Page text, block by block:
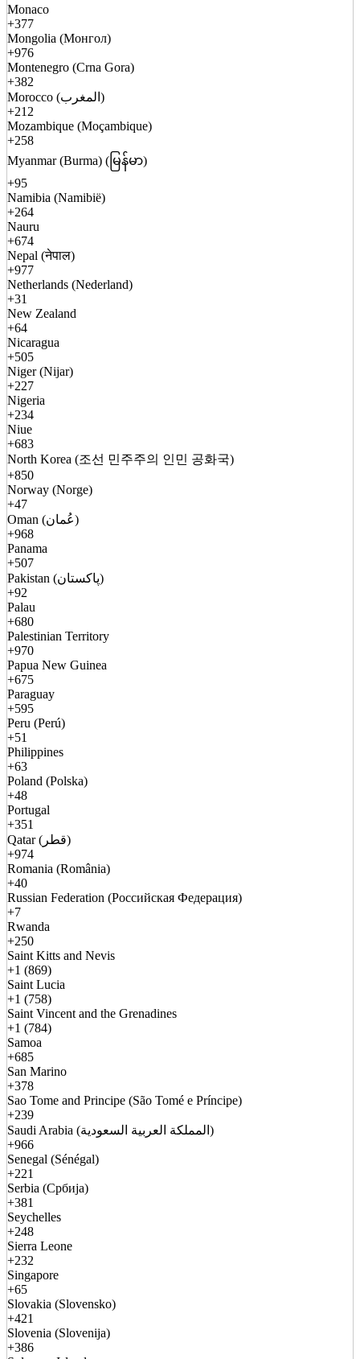
Monaco
+377
Mongolia (Монгол)
+976
Montenegro (Crna Gora)
+382
Morocco (المغرب)
+212
Mozambique (Moçambique)
+258
Myanmar (Burma) (မြန်မာ)
+95
Namibia (Namibië)
+264
Nauru
+674
Nepal (नेपाल)
+977
Netherlands (Nederland)
+31
New Zealand
+64
Nicaragua
+505
Niger (Nijar)
+227
Nigeria
+234
Niue
+683
North Korea (조선 민주주의 인민 공화국)
+850
Norway (Norge)
+47
Oman (عُمان)
+968
Panama
+507
Pakistan (پاکستان)
+92
Palau
+680
Palestinian Territory
+970
Papua New Guinea
+675
Paraguay
+595
Peru (Perú)
+51
Philippines
+63
Poland (Polska)
+48
Portugal
+351
Qatar (قطر)
+974
Romania (România)
+40
Russian Federation (Российская Федерация)
+7
Rwanda
+250
Saint Kitts and Nevis
+1 (869)
Saint Lucia
+1 (758)
Saint Vincent and the Grenadines
+1 (784)
Samoa
+685
San Marino
+378
Sao Tome and Principe (São Tomé e Príncipe)
+239
Saudi Arabia (المملكة العربية السعودية)
+966
Senegal (Sénégal)
+221
Serbia (Србија)
+381
Seychelles
+248
Sierra Leone
+232
Singapore
+65
Slovakia (Slovensko)
+421
Slovenia (Slovenija)
+386